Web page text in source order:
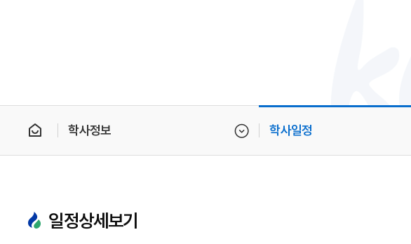
학사정보 학사일정
일정상세보기